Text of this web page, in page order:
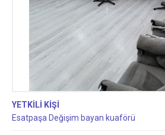
YETKİLİ KİŞİ
Esatpaşa Değişim bayan kuaförü